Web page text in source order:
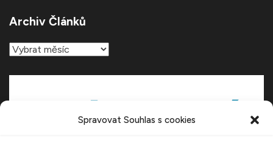
Spravovat Souhlas s cookies
Archiv Článků
Archiv